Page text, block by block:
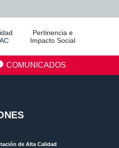
Pertinencia e
Impacto Social
COMUNICADOS
de Alta Calidad